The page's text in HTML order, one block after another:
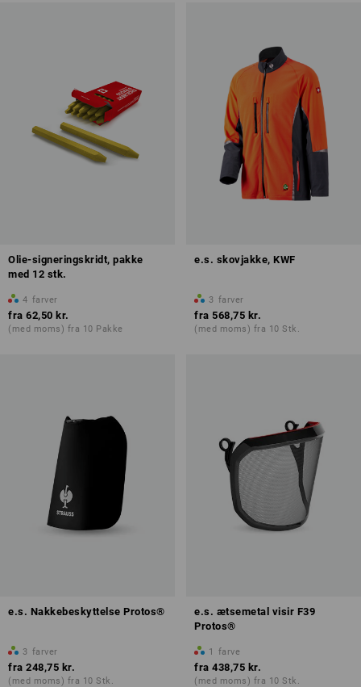
Olie-signeringskridt, pakke
med 12 stk.
4 farver
fra 62,50 kr.
(med moms) fra 10 Pakke
e.s. skovjakke, KWF
3 farver
fra 568,75 kr.
(med moms) fra 10 Stk.
e.s. Nakkebeskyttelse Protos®
3 farver
fra 248,75 kr.
(med moms) fra 10 Stk.
e.s. ætsemetal visir F39
Protos®
1 farve
fra 438,75 kr.
(med moms) fra 10 Stk.